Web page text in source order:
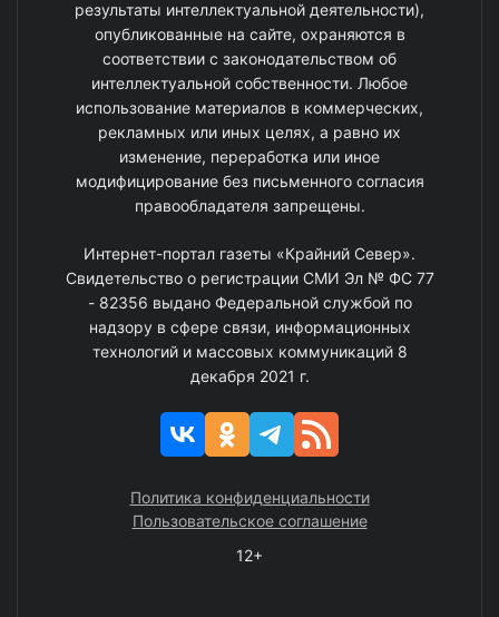
результаты интеллектуальной деятельности),
опубликованные на сайте, охраняются в
соответствии с законодательством об
интеллектуальной собственности. Любое
использование материалов в коммерческих,
рекламных или иных целях, а равно их
изменение, переработка или иное
модифицирование без письменного согласия
правообладателя запрещены.
Интернет-портал газеты «Крайний Север».
Свидетельство о регистрации СМИ Эл № ФС 77
- 82356 выдано Федеральной службой по
надзору в сфере связи, информационных
технологий и массовых коммуникаций 8
декабря 2021 г.
Политика конфиденциальности
Пользовательское соглашение
12+